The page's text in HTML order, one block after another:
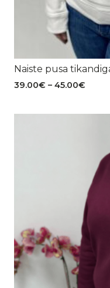
Naiste pusa
39.00€ – 45.00€